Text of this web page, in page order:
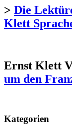
> Die
Klett
Ernst Klett
um den
Kategorien